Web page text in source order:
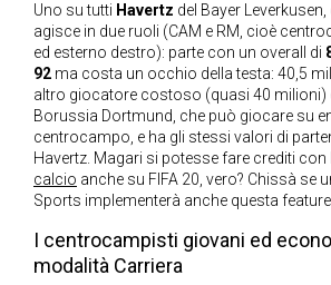
Uno su tutti Havertz del Bayer Leverkusen,
agisce in due ruoli (CAM e RM, cioè
ed esterno destro): parte con un overall di
92 ma costa un occhio della testa: 40,5
altro giocatore costoso (quasi 40 milioni)
Borussia Dortmund, che può giocare su
centrocampo, e ha gli stessi valori di
Havertz. Magari si potesse fare crediti con
calcio anche su FIFA 20, vero? Chissà se
Sports implementerà anche questa
I centrocampisti giovani ed
modalità Carriera